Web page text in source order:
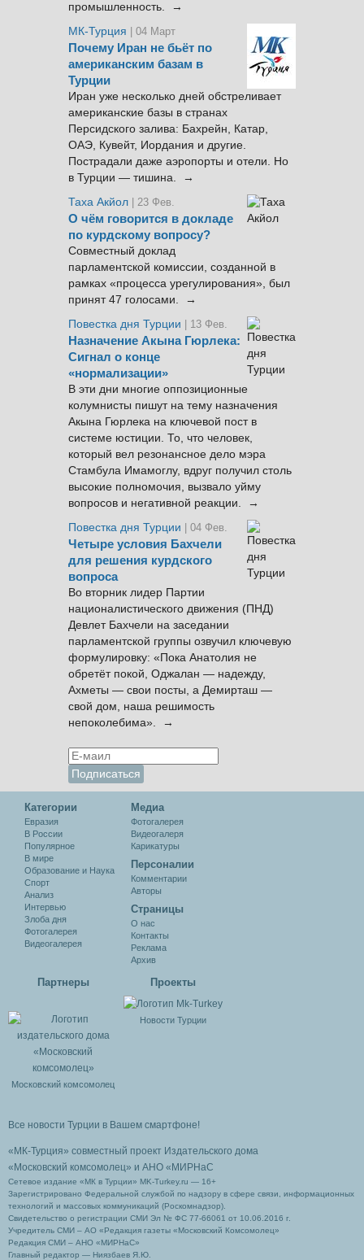
промышленность. →
МК-Турция
| 04 Март
Почему Иран не бьёт по
американским базам в
Турции
Иран уже несколько дней обстреливает
американские базы в странах
Персидского залива: Бахрейн, Катар,
ОАЭ, Кувейт, Иордания и другие.
Пострадали даже аэропорты и отели. Но
в Турции — тишина. →
Таха Акйол | 23 Фев.
О чём говорится в докладе
по курдскому вопросу?
Совместный доклад
парламентской комиссии, созданной в
рамках «процесса урегулирования», был
принят 47 голосами. →
Повестка дня Турции
| 13 Фев.
Назначение Акына Гюрлека:
Сигнал о конце
«нормализации»
В эти дни многие оппозиционные
колумнисты пишут на тему назначения
Акына Гюрлека на ключевой пост в
системе юстиции. То, что человек,
который вел резонансное дело мэра
Стамбула Имамоглу, вдруг получил столь
высокие полномочия, вызвало уйму
вопросов и негативной реакции. →
Повестка дня Турции
| 04 Фев.
Четыре условия Бахчели
для решения курдского
вопроса
Во вторник лидер Партии
националистического движения (ПНД)
Девлет Бахчели на заседании
парламентской группы озвучил ключевую
формулировку: «Пока Анатолия не
обретёт покой, Оджалан — надежду,
Ахметы — свои посты, а Демирташ —
свой дом, наша решимость
непоколебима». →
Категории
Евразия
В России
Популярное
В мире
Образование и Наука
Спорт
Анализ
Интервью
Злоба дня
Фотогалерея
Видеогалерея
Медиа
Фотогалерея
Видеогалеря
Карикатуры
Персоналии
Комментарии
Авторы
Cтраницы
О нас
Контакты
Реклама
Архив
Партнеры
Московский комсомолец
Проекты
Новости Турции
Все новости Турции в Вашем смартфоне!
«МК-Турция» совместный проект Издательского дома
«Московский комсомолец» и АНО «МИРНаС
Сетевое издание «МК в Турции» MK-Turkey.ru — 16+
Зарегистрировано Федеральной службой по надзору в сфере связи, информационных
технологий и массовых коммуникаций (Роскомнадзор).
Свидетельство о регистрации СМИ Эл № ФС 77-66061 от 10.06.2016 г.
Учредитель СМИ – АО «Редакция газеты «Московский Комсомолец»
Редакция СМИ – АНО «МИРНаС»
Главный редактор — Ниязбаев Я.Ю.